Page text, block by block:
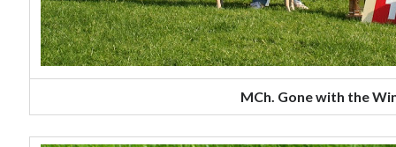
MCh. Gone with the